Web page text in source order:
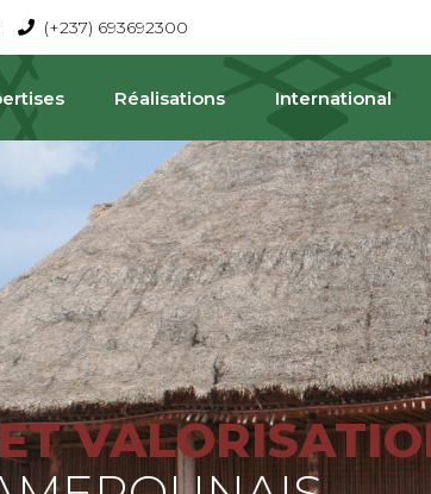
(+237) 693692300
Réalisations International